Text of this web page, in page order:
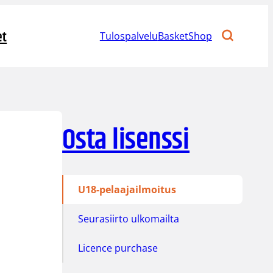
TulospalveluBasketShop
Osta lisenssi
U18-pelaajailmoitus
Seurasiirto ulkomailta
Licence purchase